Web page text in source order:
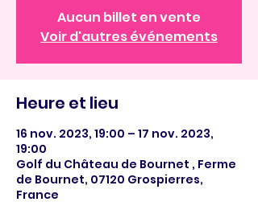
Aucun billet en vente
Voir d'autres événements
Heure et lieu
16 nov. 2023, 19:00 – 17 nov. 2023,
19:00
Golf du Château de Bournet , Ferme
de Bournet, 07120 Grospierres,
France